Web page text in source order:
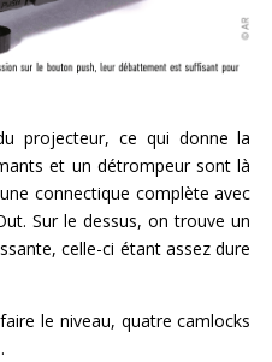
projecteur, ce qui donne la
et un détrompeur sont là
connectique complète avec
Sur le dessus, on trouve un
celle-ci étant assez dure
le niveau, quatre camlocks